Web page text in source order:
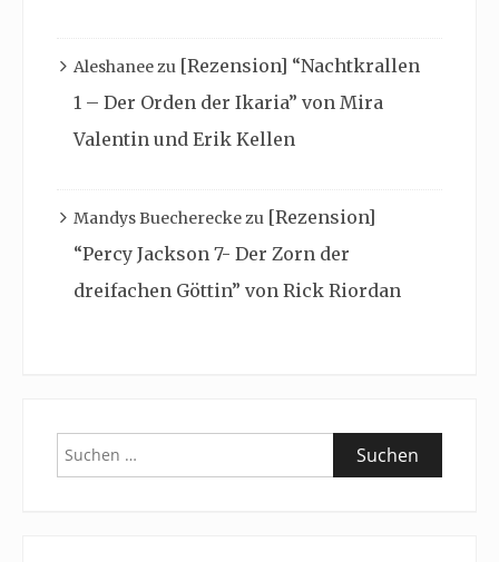
Aleshaneezu [Rezension] “Nachtkrallen
1 – Der Orden der Ikaria” von Mira
Valentin und Erik Kellen
Mandys Buechereckezu [Rezension]
“Percy Jackson 7- Der Zorn der
dreifachen Göttin” von Rick Riordan
Suchen
nach: